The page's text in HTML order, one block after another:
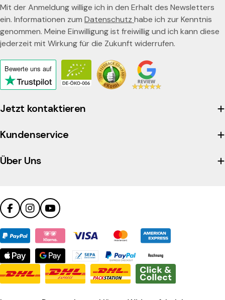
Jetzt kontaktieren
Kundenservice
Über Uns
Mit der Anmeldung willige ich in den Erhalt des Newsletters
ein. Informationen zum Datenschutz habe ich zur Kenntnis
genommen. Meine Einwilligung ist freiwillig und ich kann diese
jederzeit mit Wirkung für die Zukunft widerrufen.
Bewerte uns auf
Click
to
view
company's
profile
FacebookInstagramYouTube
Zahlungsmethoden